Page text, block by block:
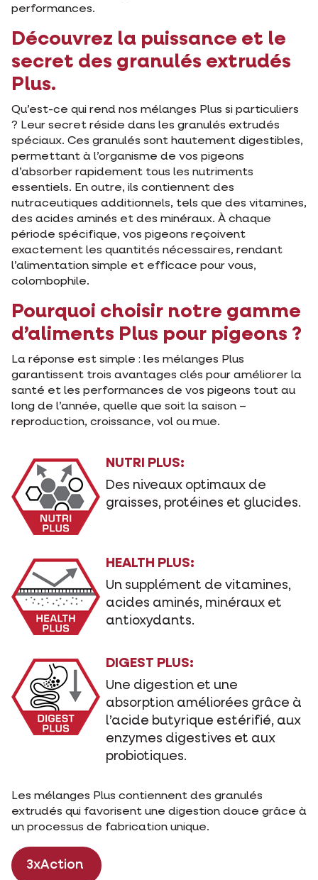
performances.
Découvrez la puissance et le
secret des granulés extrudés
Plus.
Qu’est-ce qui rend nos mélanges Plus si particuliers
? Leur secret réside dans les granulés extrudés
spéciaux. Ces granulés sont hautement digestibles,
permettant à l’organisme de vos pigeons
d’absorber rapidement tous les nutriments
essentiels. En outre, ils contiennent des
nutraceutiques additionnels, tels que des vitamines,
des acides aminés et des minéraux. À chaque
période spécifique, vos pigeons reçoivent
exactement les quantités nécessaires, rendant
l’alimentation simple et efficace pour vous,
colombophile.
Pourquoi choisir notre gamme
d’aliments Plus pour pigeons ?
La réponse est simple : les mélanges Plus
garantissent trois avantages clés pour améliorer la
santé et les performances de vos pigeons tout au
long de l’année, quelle que soit la saison –
reproduction, croissance, vol ou mue.
NUTRI PLUS:
Des niveaux optimaux de
graisses, protéines et glucides.
HEALTH PLUS:
Un supplément de vitamines,
acides aminés, minéraux et
antioxydants.
DIGEST PLUS:
Une digestion et une
absorption améliorées grâce à
l’acide butyrique estérifié, aux
enzymes digestives et aux
probiotiques.
Les mélanges Plus contiennent des granulés
extrudés qui favorisent une digestion douce grâce à
un processus de fabrication unique.
3xAction